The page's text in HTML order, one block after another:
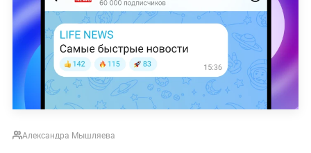
Александра Мышляева